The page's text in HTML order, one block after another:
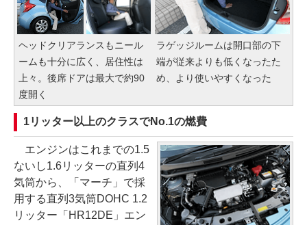
ヘッドクリアランスもニール
ームも十分に広く、居住性は
上々。後席ドアは最大で約90
度開く
ラゲッジルームは開口部の下
端が従来よりも低くなったた
め、より使いやすくなった
1リッター以上のクラスでNo.1の燃費
エンジンはこれまでの1.5
ないし1.6リッターの直列4
気筒から、「マーチ」で採
用する直列3気筒DOHC 1.2
リッター「HR12DE」エン